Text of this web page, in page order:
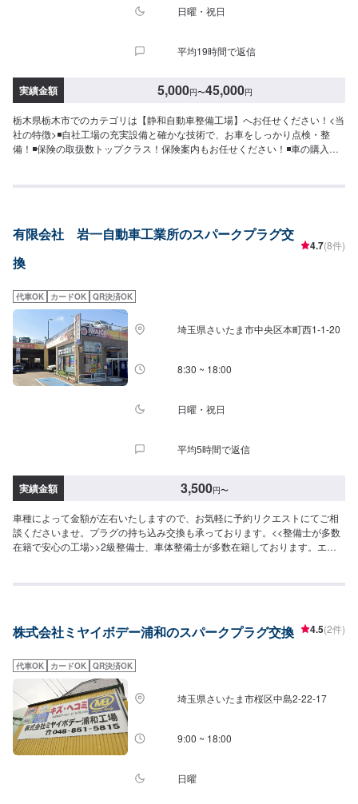
日曜・祝日
平均19時間で返信
実績金額 5,000円〜45,000円
栃木県栃木市でのカテゴリは【静和自動車整備工場】へお任せください！<当
社の特徴>◾自社工場の充実設備と確かな技術で、お車をしっかり点検・整
備！◾保険の取扱数トップクラス！保険案内もお任せください！◾車の購入か
あまり取れない…などのご相談もお気軽にどうぞ！【1】オファーにてお問い
す。納期は前後する場合がございます。予めご了承ください。-----代車につい
て-----代車をご用意しています。お車の作業中は代車をご利用ください。※代
車の燃料代はお客様にご負担いただいております。-----ご来店時の注意、受付
空いているスペースに駐車してください。受付はスタッフへ「メンテモで予
約しました」とお伝えください。ご案内いたします。【定休日・営業時間】
定休日：日曜日、祝日営業時間：8:30~17:30
有限会社 岩一自動車工業所のスパークプラグ交
換
4.7(8件)
代車OK カードOK QR決済OK
埼玉県さいたま市中央区本町西1-1-20
8:30 ~ 18:00
日曜・祝日
平均5時間で返信
実績金額 3,500円〜
車種によって金額が左右いたしますので、お気軽に予約リクエストにてご相
談くださいませ。プラグの持ち込み交換も承っております。<<整備士が多数
在籍で安心の工場>>2級整備士、車体整備士が多数在籍しております。エン
株式会社ミヤイボデー浦和のスパークプラグ交換 4.5(2件)
代車OK カードOK QR決済OK
埼玉県さいたま市桜区中島2-22-17
9:00 ~ 18:00
日曜